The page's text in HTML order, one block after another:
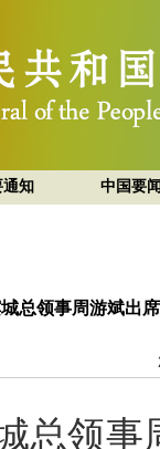
知 中国要
总领事周游斌出
总领